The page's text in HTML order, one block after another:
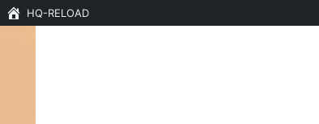
HQ-RELOAD